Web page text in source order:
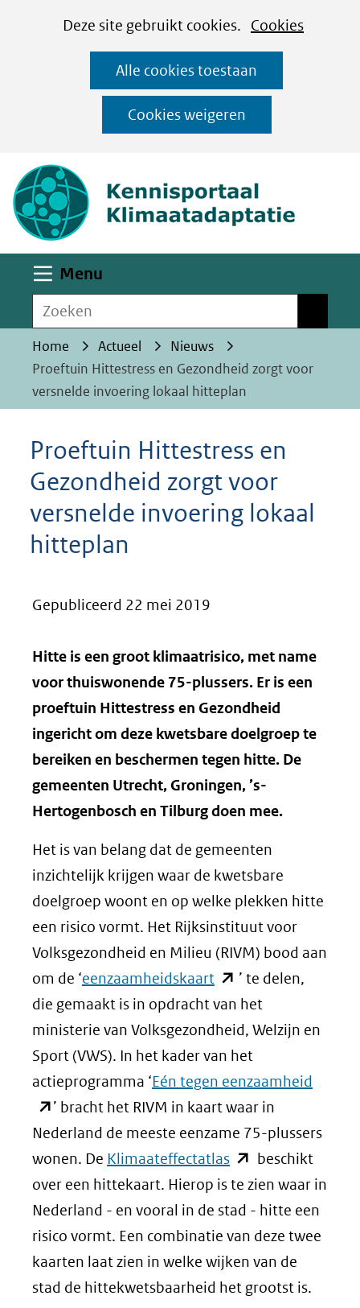
CookiesDeze site gebruikt cookies. Cookies
op
deze
website
worden
toegestaan
geweigerd.
Alle cookies toestaan
Cookies weigeren
Ga
naar
de
inhoud
Menu
Zoeken
Home Actueel
Nieuws
Proeftuin Hittestress en Gezondheid zorgt voor
versnelde invoering lokaal hitteplan
Proeftuin Hittestress en
Gezondheid zorgt voor
versnelde invoering lokaal
hitteplan
Gepubliceerd 22 mei 2019
Hitte is een groot klimaatrisico, met name
voor thuiswonende 75-plussers. Er is een
proeftuin Hittestress en Gezondheid
ingericht om deze kwetsbare doelgroep te
bereiken en beschermen tegen hitte. De
gemeenten Utrecht, Groningen, ’s-
Hertogenbosch en Tilburg doen mee.
Het is van belang dat de gemeenten
inzichtelijk krijgen waar de kwetsbare
doelgroep woont en op welke plekken hitte
een risico vormt. Het Rijksinstituut voor
Volksgezondheid en Milieu (RIVM) bood aan
om de ‘eenzaamheidskaart (opent
in
nieuw
venster)
(verwijst
naar
een
andere
website)
’ te delen,
die gemaakt is in opdracht van het
ministerie van Volksgezondheid, Welzijn en
Sport (VWS). In het kader van het
actieprogramma ‘Eén tegen eenzaamheid
nieuw
naar
een
’ bracht het RIVM in kaart waar in
Nederland de meeste eenzame 75-plussers
wonen. De Klimaateffectatlas(opent
in
nieuw
venster)
(verwijst
naar
beschikt
over een hittekaart. Hierop is te zien waar in
Nederland - en vooral in de stad - hitte een
risico vormt. Een combinatie van deze twee
kaarten laat zien in welke wijken van de
stad de hittekwetsbaarheid het grootst is.